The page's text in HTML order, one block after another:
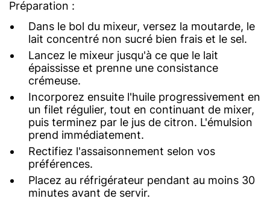
Préparation :
Dans le bol du mixeur, versez la moutarde, le
lait concentré non sucré bien frais et le sel.
Lancez le mixeur jusqu'à ce que le lait
épaississe et prenne une consistance
crémeuse.
Incorporez ensuite l'huile progressivement en
un filet régulier, tout en continuant de mixer,
puis terminez par le jus de citron. L'émulsion
prend immédiatement.
Rectifiez l'assaisonnement selon vos
préférences.
Placez au réfrigérateur pendant au moins 30
minutes avant de servir.